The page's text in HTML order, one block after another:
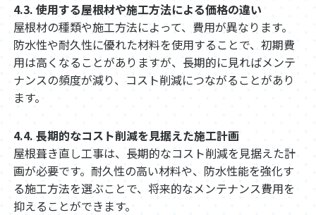
4.3. 使用する屋根材や施工方法による価格の違い
屋根材の種類や施工方法によって、費用が異なります。
防水性や耐久性に優れた材料を使用することで、初期費
用は高くなることがありますが、長期的に見ればメンテ
ナンスの頻度が減り、コスト削減につながることがあり
ます。
4.4. 長期的なコスト削減を見据えた施工計画
屋根葺き直し工事は、長期的なコスト削減を見据えた計
画が必要です。耐久性の高い材料や、防水性能を強化す
る施工方法を選ぶことで、将来的なメンテナンス費用を
抑えることができます。